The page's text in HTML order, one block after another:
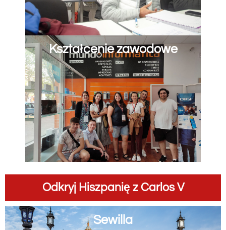
Kształcenie zawodowe
Odkryj Hiszpanię z Carlos V
Sewilla